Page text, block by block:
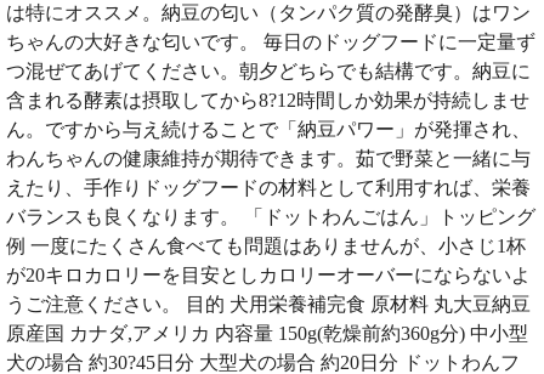
は特にオススメ。納豆の匂い（タンパク質の発酵臭）はワン
ちゃんの大好きな匂いです。 毎日のドッグフードに一定量ず
つ混ぜてあげてください。朝夕どちらでも結構です。納豆に
含まれる酵素は摂取してから8?12時間しか効果が持続しませ
ん。ですから与え続けることで「納豆パワー」が発揮され、
わんちゃんの健康維持が期待できます。茹で野菜と一緒に与
えたり、手作りドッグフードの材料として利用すれば、栄養
バランスも良くなります。 「ドットわんごはん」トッピング
例 一度にたくさん食べても問題はありませんが、小さじ1杯
が20キロカロリーを目安としカロリーオーバーにならないよ
うご注意ください。 目的 犬用栄養補完食 原材料 丸大豆納豆
原産国 カナダ,アメリカ 内容量 150g(乾燥前約360g分) 中小型
犬の場合 約30?45日分 大型犬の場合 約20日分 ドットわんフ